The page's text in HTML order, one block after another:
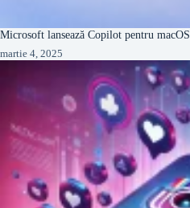
Microsoft lansează Copilot pentru macOS
martie 4, 2025